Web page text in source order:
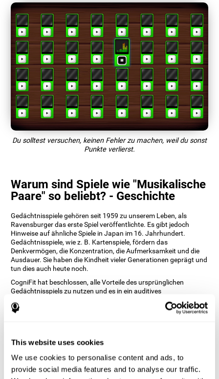
This website uses cookies
We use cookies to personalise content and ads, to
provide social media features and to analyse our traffic.
Du solltest versuchen, keinen Fehler zu machen, weil du sonst
Punkte verlierst.
Warum sind Spiele wie "Musikalische
Paare" so beliebt? - Geschichte
Gedächtnisspiele gehören seit 1959 zu unserem Leben, als
Ravensburger das erste Spiel veröffentlichte. Es gibt jedoch
Hinweise auf ähnliche Spiele in Japan im 16. Jahrhundert.
Gedächtnisspiele, wie z. B. Kartenspiele, fördern das
Denkvermögen, die Konzentration, die Aufmerksamkeit und die
Ausdauer. Sie haben die Kindheit vieler Generationen geprägt und
tun dies auch heute noch.
CogniFit hat beschlossen, alle Vorteile des ursprünglichen
Gedächtnisspiels zu nutzen und es in ein auditives
Wahrnehmungsspiel wie "Musikalische Paare" zu verwandeln.
Unsere Neuropsychologen haben damit das Spiel erneuert und
Wie kann ich mit "Musikalische
Paare" meine kognitiven Fähigkeiten
verbessern?